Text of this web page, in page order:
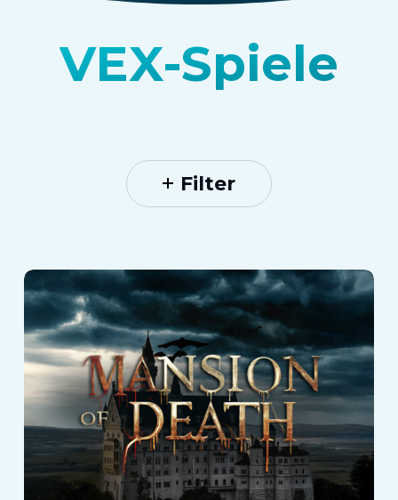
VEX-Spiele
Filter
Villa des Todes